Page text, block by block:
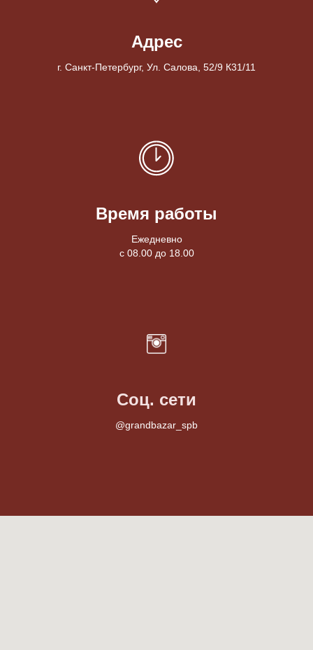
Адрес
г. Санкт-Петербург, Ул. Салова, 52/9 К31/11
Время работы
Ежедневно
с 08.00 до 18.00
Соц. сети
@grandbazar_spb